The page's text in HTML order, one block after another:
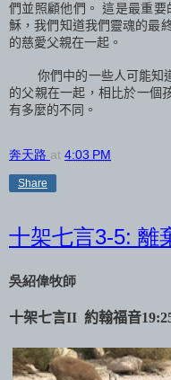
們並照顧他們。 這是最重要
穌，我們知道我們靈魂的最
的慈愛父親在一起。
你們中的一些人可能知
的父親在一起，相比於一個
有多麼的不同。
奔天路 at 4:03 PM
Share
十架七言3-5: 離
吳紹偉牧師
十架七言II 約翰福音